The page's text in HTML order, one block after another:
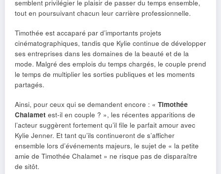
semblent privilégier le plaisir de passer du temps ensemble,
tout en poursuivant chacun leur carrière professionnelle.
Timothée est accaparé par d’importants projets
cinématographiques, tandis que Kylie continue de développer
ses entreprises dans les domaines de la beauté et de la
mode. Malgré des emplois du temps chargés, le couple prend
le temps de multiplier les sorties publiques et les moments
partagés.
Ainsi, pour ceux qui se demandent encore : « Timothée
Chalamet est-il en couple ? », les récentes apparitions de
l’acteur suggèrent fortement qu’il file le parfait amour avec
Kylie Jenner. Et tant qu’ils continueront de s’afficher
ensemble lors d’événements majeurs, le sujet de « la petite
amie de Timothée Chalamet » ne risque pas de disparaître
de sitôt.